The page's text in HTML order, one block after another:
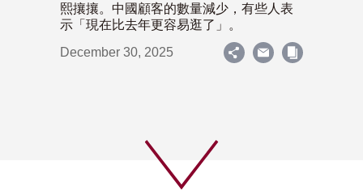
熙攘攘。中國顧客的數量減少，有些人表
示「現在比去年更容易逛了」。
December 30, 2025